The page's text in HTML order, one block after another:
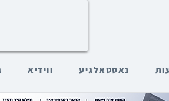
נאסטאלגיע ווידיא